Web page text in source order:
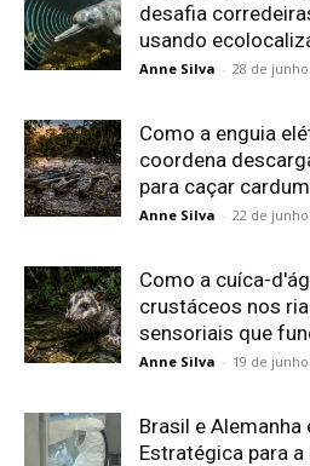
desafia
usando
Anne Silva - 28 de
Como a enguia
coordena
para caçar
Anne Silva - 22 de
Como a cuíca-
crustáceos nos
sensoriais que
Anne Silva - 19 de
Brasil e Alemanha
Estratégica para